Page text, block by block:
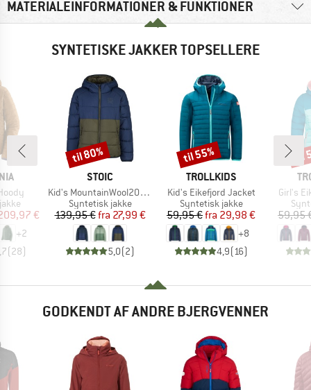
MATERIALEINFORMATIONER & FUNKTIONER
SYNTETISKE JAKKER TOPSELLERE
pris
€
+2
(28)
MÆRKE
STOIC
Artikel
Kid's MountainWool200 Strobo Hoody
Produktgruppe
Syntetisk jakke
Pris
139,95 € Nedsat pris
fra 27,99 €
5,0(2)
Rabat
til 80%
MÆRKE
TROLLKIDS
Artikel
Kid's Eikefjord Jacket
Produktgruppe
Syntetisk jakke
Pris
59,95 € Nedsat pris
fra 29,98 €
+8
4,9(16)
Rabat
til 55%
Artikel
Girl's
59,95
GODKENDT AF ANDRE BJERGVENNER